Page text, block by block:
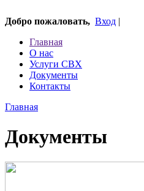
Добро пожаловать, Вход |
Главная
О нас
Услуги СВХ
Документы
Контакты
Главная
Документы